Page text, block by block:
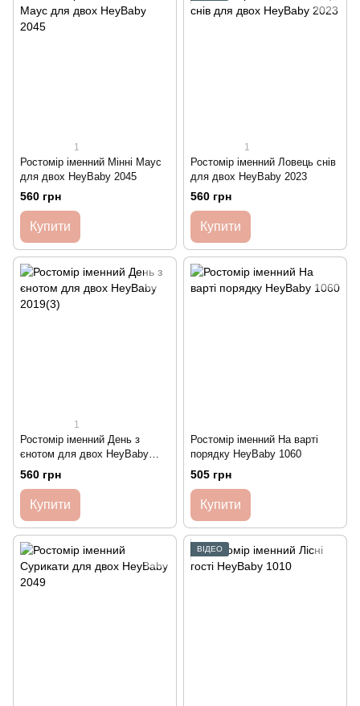
1
Ростомір іменний Мінні Маус
для двох HeyBaby 2045
560 грн
Купити
1
Ростомір іменний Ловець снів
для двох HeyBaby 2023
560 грн
Купити
1
Ростомір іменний День з
єнотом для двох HeyBaby
2019(3)
560 грн
Купити
Ростомір іменний На варті
порядку HeyBaby 1060
505 грн
Купити
ВІДЕО